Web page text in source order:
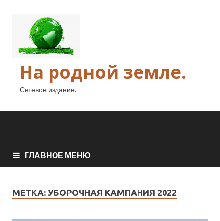
На родной земле.
Сетевое издание.
ГЛАВНОЕ МЕНЮ
МЕТКА: УБОРОЧНАЯ КАМПАНИЯ 2022